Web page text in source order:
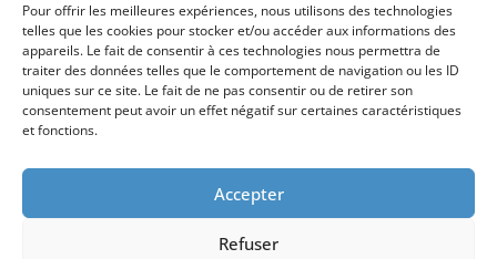
Pour offrir les meilleures expériences, nous utilisons des technologies
telles que les cookies pour stocker et/ou accéder aux informations des
appareils. Le fait de consentir à ces technologies nous permettra de
traiter des données telles que le comportement de navigation ou les ID
uniques sur ce site. Le fait de ne pas consentir ou de retirer son
consentement peut avoir un effet négatif sur certaines caractéristiques
et fonctions.
Accepter
Refuser